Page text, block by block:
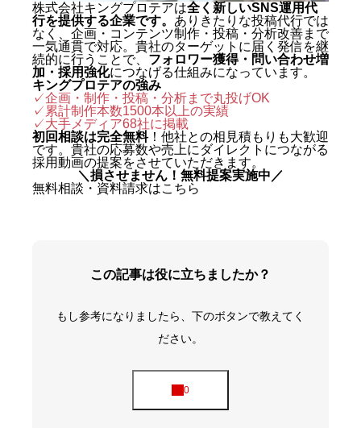
株式会社キングプロテアは全く新しいSNS運用代
行を提供する企業です。 ありきたりな投稿代行では
なく、企画・コンテンツ制作・投稿・分析改善まで
一気通貫で対応。貴社のターゲットに届く発信を継
続的に行うことで、 フォロワー獲得・問い合わせ増
加・採用強化につなげる仕組みになっています。
キングプロテアの強み
✓企画・制作・投稿・分析まで丸投げOK
✓累計制作本数1500本以上の実績
✓大手メディア68社に掲載
初回相談は完全無料！他社との相見積もりも大歓迎
です。貴社の応募数や売上にダイレクトにつながる
採用動画の提案をさせていただきます。
＼損させません！無料提案実施中／
無料相談・資料請求はこちら
この記事は役に立ちましたか？
もし参考になりましたら、下のボタンで教えてく
ださい。